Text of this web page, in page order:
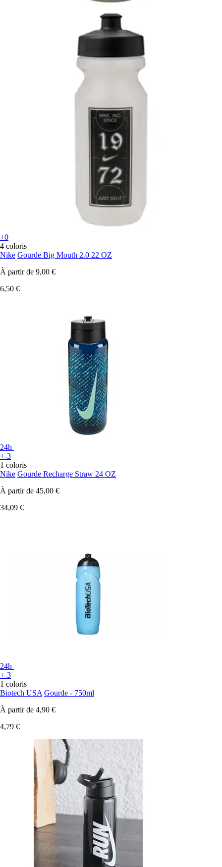
+0
4 coloris
Nike Gourde Big Mouth 2.0 22 OZ
À partir de 9,00 €
6,50 €
24h
+-3
1 coloris
Nike Gourde Recharge Straw 24 OZ
À partir de 45,00 €
34,09 €
24h
+-3
1 coloris
Biotech USA Gourde - 750ml
À partir de 4,90 €
4,79 €